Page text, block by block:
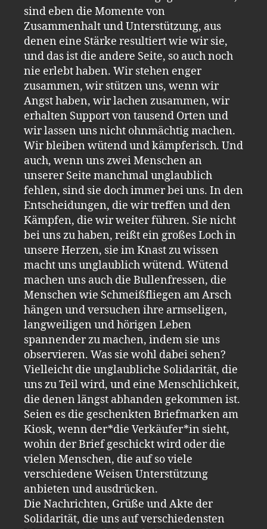
sind eben die Momente von
Zusammenhalt und Unterstützung, aus
denen eine Stärke resultiert wie wir sie,
und das ist die andere Seite, so auch noch
nie erlebt haben. Wir stehen enger
zusammen, wir stützen uns, wenn wir
Angst haben, wir lachen zusammen, wir
erhalten Support von tausend Orten und
wir lassen uns nicht ohnmächtig machen.
Wir bleiben wütend und kämpferisch. Und
auch, wenn uns zwei Menschen an
unserer Seite manchmal unglaublich
fehlen, sind sie doch immer bei uns. In den
Entscheidungen, die wir treffen und den
Kämpfen, die wir weiter führen. Sie nicht
bei uns zu haben, reißt ein großes Loch in
unsere Herzen, sie im Knast zu wissen
macht uns unglaublich wütend. Wütend
machen uns auch die Bullenfressen, die
Menschen wie Schmeißfliegen am Arsch
hängen und versuchen ihre armseligen,
langweiligen und hörigen Leben
spannender zu machen, indem sie uns
observieren. Was sie wohl dabei sehen?
Vielleicht die unglaubliche Solidarität, die
uns zu Teil wird, und eine Menschlichkeit,
die denen längst abhanden gekommen ist.
Seien es die geschenkten Briefmarken am
Kiosk, wenn der*die Verkäufer*in sieht,
wohin der Brief geschickt wird oder die
vielen Menschen, die auf so viele
verschiedene Weisen Unterstützung
anbieten und ausdrücken.
Die Nachrichten, Grüße und Akte der
Solidarität, die uns auf verschiedensten